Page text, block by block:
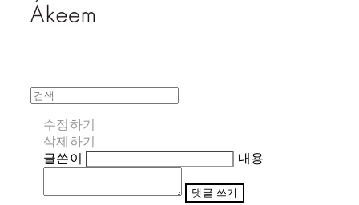
수정하기
삭제하기
글쓴이
내용
댓글 쓰기